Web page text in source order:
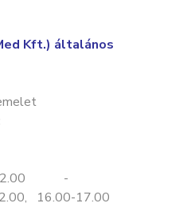
Kft.) általános
-
16.00-17.00